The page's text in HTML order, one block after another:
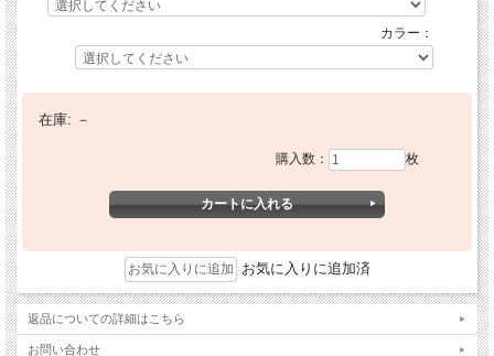
カラー：
在庫: －
購入数： 枚
お気に入りに追加済
返品についての詳細はこちら
お問い合わせ